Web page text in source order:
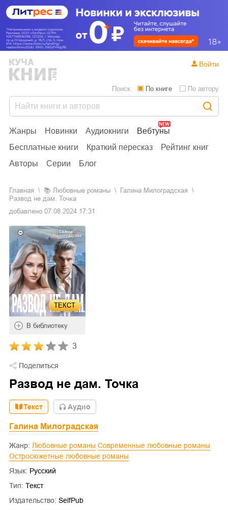
Жанры Новинки Аудиокниги
Вебтуны
Бесплатные книги
Краткий пересказ
Рейтинг книг
Авторы
Серии Блог
Поиск: По книге По автору
Войти
Главная 📚 любовные романы
Галина Милоградская
Развод не дам. Точка
добавлено 07.08.2024 17:31
ТЕКСТ
В библиотеку
3
Поделиться
Развод не дам. Точка
Текст Aудио
Галина Милоградская
Жанр: Любовные романы
Современные любовные романы
Остросюжетные любовные романы
Язык: Русский
Тип: Текст
Издательство: SelfPub